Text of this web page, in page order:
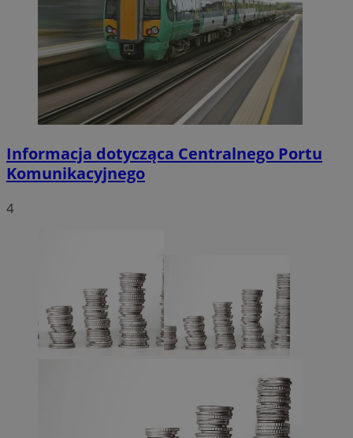
Informacja dotycząca Centralnego Portu
Komunikacyjnego
4